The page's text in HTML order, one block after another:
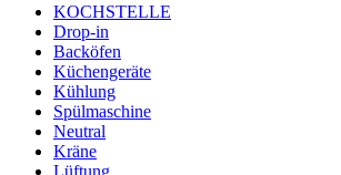
KOCHSTELLE
Drop-in
Backöfen
Küchengeräte
Kühlung
Spülmaschine
Neutral
Kräne
Lüftung